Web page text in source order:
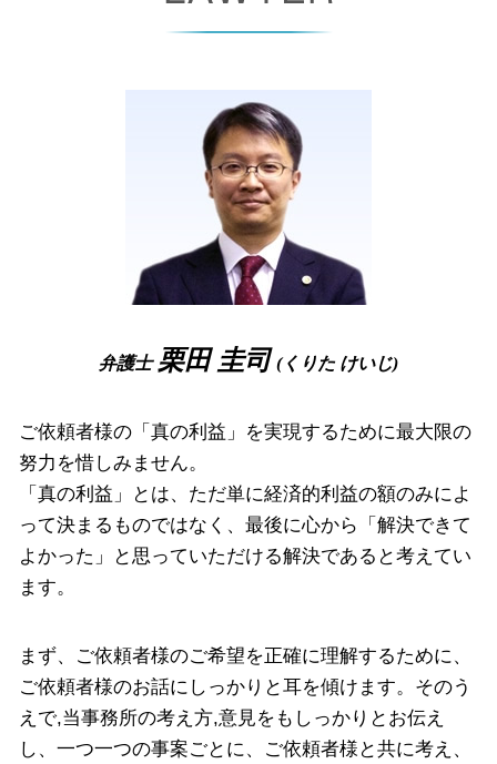
パワハラ 証拠 ない
少額 訴訟 弁護士
民事再生 デメリット
破産管財人 とは
破産 手続 開始 通知書
破産 管財人 弁護士
自己破産 携帯契約
自己 破産 手続 期間
免責不許可事由
労働問題 高槻市 弁護士
企業法務 奈良県 相談
債権回収 高槻市 相談
破産事件 奈良県 相談
企業法務 堺市 弁護士
破産事件 大阪市 相談
労働問題 尼崎市 相談
離婚 大阪府 相談
企業法務 大阪府 弁護士
債権回収 大阪府 弁護士
破産事件 高槻市 相談
弁護士 栗田 圭司 (くりた けいじ)
ご依頼者様の「真の利益」を実現するために最大限の
努力を惜しみません。
「真の利益」とは、ただ単に経済的利益の額のみによ
って決まるものではなく、最後に心から「解決できて
よかった」と思っていただける解決であると考えてい
ます。
まず、ご依頼者様のご希望を正確に理解するために、
ご依頼者様のお話にしっかりと耳を傾けます。そのう
えで,当事務所の考え方,意見をもしっかりとお伝え
し、一つ一つの事案ごとに、ご依頼者様と共に考え、